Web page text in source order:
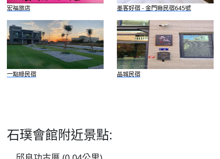
宏福旅店 墨客好宿 - 金門縣民宿645號
一點綠民宿 晶城民宿
石璞會館附近景點: